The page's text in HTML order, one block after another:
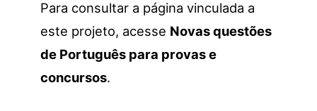
Para consultar a página vinculada a
este projeto, acesse Novas questões
de Português para provas e
concursos.